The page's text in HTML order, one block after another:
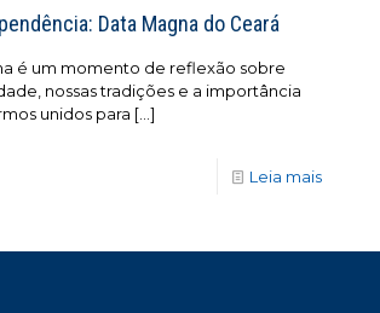
Data Magna do Ceará
é um momento de reflexão sobre
nossas tradições e a importância
unidos para […]
Leia mais